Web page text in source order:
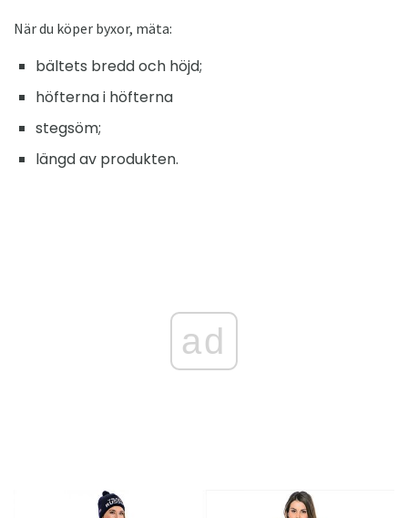
När du köper byxor, mäta:
bältets bredd och höjd;
höfterna i höfterna
stegsöm;
längd av produkten.
ad